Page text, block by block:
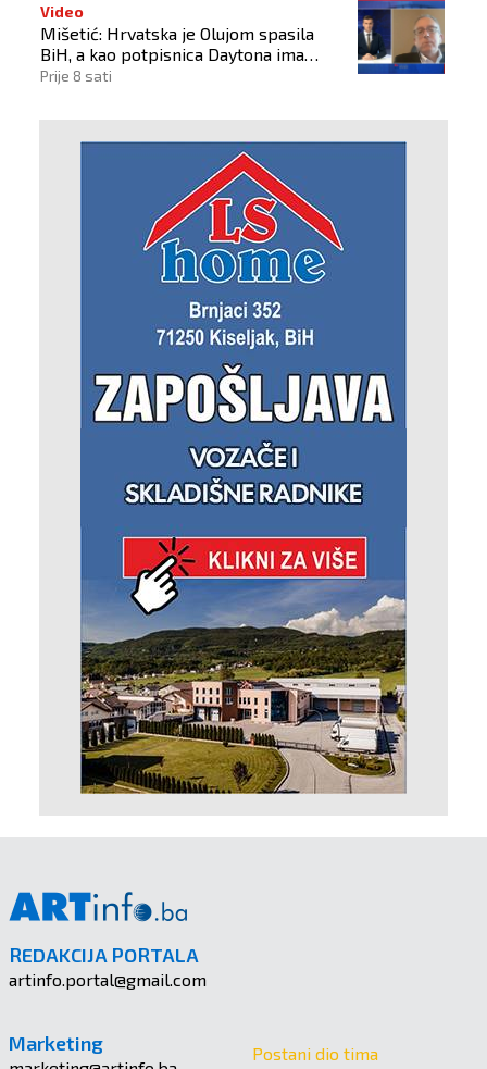
Video
Mišetić: Hrvatska je Olujom spasila
BiH, a kao potpisnica Daytona ima
puno pravo štititi hrvatski narod
Prije 8 sati
REDAKCIJA PORTALA
artinfo.portal@gmail.com
Marketing Postani dio tima